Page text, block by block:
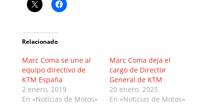
Relacionado
Marc Coma se une al
equipo directivo de
KTM España
2 enero, 2019
En «Noticias de Motos»
Marc Coma deja el
cargo de Director
General de KTM
20 enero, 2025
En «Noticias de Motos»